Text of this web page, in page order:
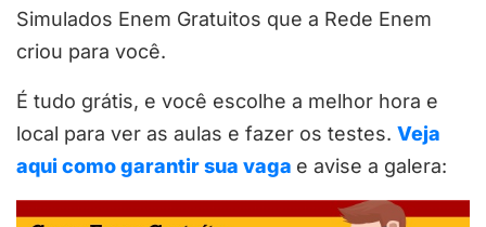
Simulados Enem Gratuitos que a Rede Enem
criou para você.
É tudo grátis, e você escolhe a melhor hora e
local para ver as aulas e fazer os testes. Veja
aqui como garantir sua vaga e avise a galera: